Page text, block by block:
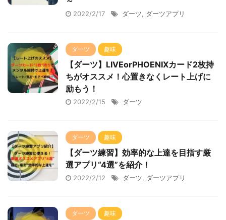
2022/2/17 ダーツ ダーツアプリ
ダーツ 趣味
【ダーツ】LIVEorPHOENIXカード2枚持
ちがオススメ！心置きなくレート上げに
励もう！
2022/2/15 ダーツ
ダーツ 趣味
【ダーツ練習】効率的な上達を目指す厳
選アプリ“4選”を紹介！
2022/2/12 ダーツ ダーツアプリ
ダーツ 趣味